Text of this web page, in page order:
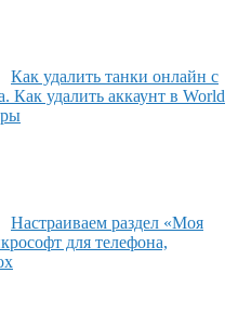
Как удалить танки онлайн с
Как удалить аккаунт в World
Настраиваем раздел «Моя
для телефона,